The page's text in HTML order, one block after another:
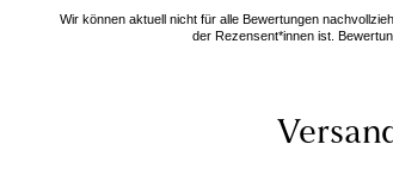
Wir können aktuell nicht für alle Bewertungen
der Rezensent*innen ist.